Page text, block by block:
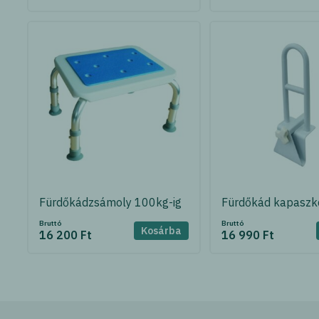
Fürdőkádzsámoly 100kg-ig
Bruttó
16 200 Ft Kosárba
Fürdőkád
Bruttó
16 990 Ft